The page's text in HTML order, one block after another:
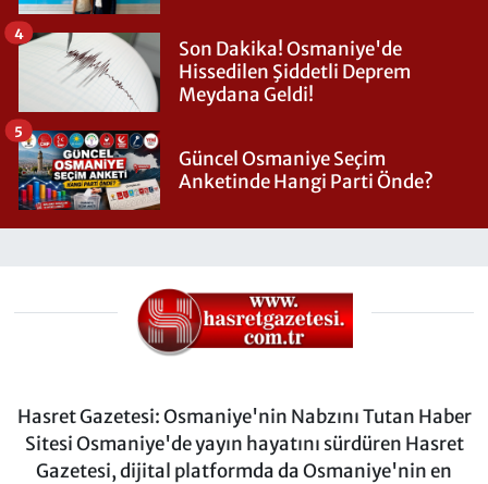
Son Dakika! Osmaniye'de
Hissedilen Şiddetli Deprem
Meydana Geldi!
4
Güncel Osmaniye Seçim
Anketinde Hangi Parti Önde?
5
Hasret Gazetesi: Osmaniye'nin Nabzını Tutan Haber
Sitesi Osmaniye'de yayın hayatını sürdüren Hasret
Gazetesi, dijital platformda da Osmaniye'nin en